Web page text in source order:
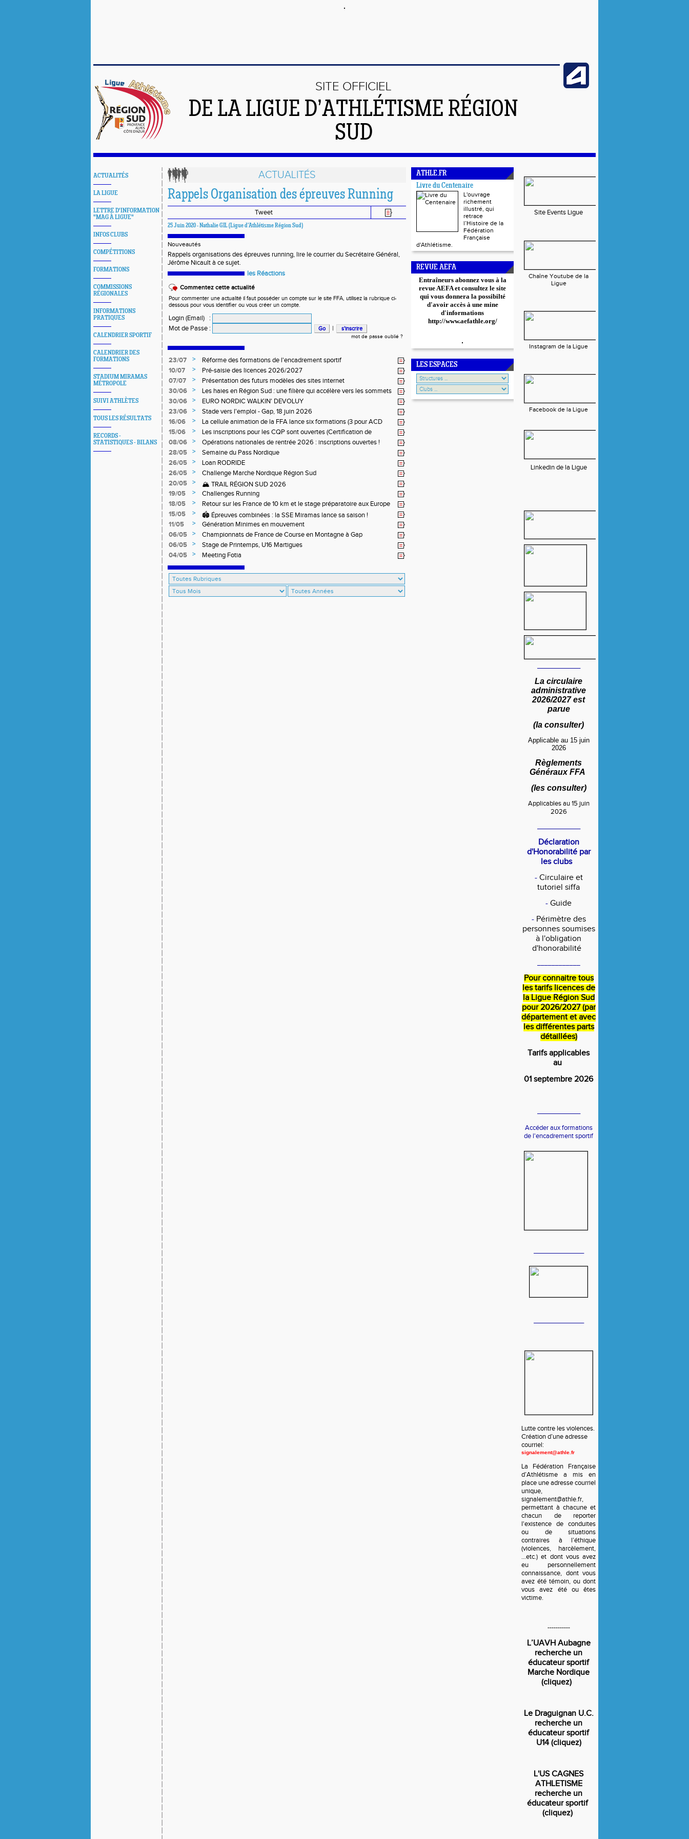
SITE OFFICIEL
DE LA LIGUE D’ATHLÉTISME RÉGION
SUD
ACTUALITÉS
LA LIGUE
LETTRE D'INFORMATION
"MAG À LIGUE"
INFOS CLUBS
COMPÉTITIONS
FORMATIONS
COMMISSIONS
RÉGIONALES
INFORMATIONS
PRATIQUES
CALENDRIER SPORTIF
CALENDRIER DES
FORMATIONS
STADIUM MIRAMAS
MÉTROPOLE
SUIVI ATHLÈTES
TOUS LES RÉSULTATS
RECORDS -
STATISTIQUES - BILANS
ACTUALITÉS
Rappels Organisation des épreuves Running
Tweet
25 Juin 2020 - Nathalie GIL (Ligue d'Athlétisme Région Sud)
Nouveautés
Rappels organisations des épreuves running, lire le courrierdu Secrétaire Général,
Jérôme Nicault à ce sujet.
les Réactions
Commentez cette actualité
Pour commenter une actualité il faut posséder un compte sur le site FFA, utilisez la rubrique ci-
dessous pour vous identifier ou vous créer un compte.
Login (Email)
:
Mot de Passe : |
mot de passe oublié ?
23/07 >
Réforme des formations de l'encadrement sportif
10/07
>
Pré-saisie des licences 2026/2027
07/07
>
Présentation des futurs modèles des sites internet
30/06
>
Les haies en Région Sud : une filière qui accélère vers les sommets
30/06
>
EURO NORDIC WALKIN' DEVOLUY
23/06
>
Stade vers l'emploi - Gap, 18 juin 2026
16/06
>
La cellule animation de la FFA lance six formations (3 pour ACD
Niveau 1 et 3 pour ACR Niveau 2)
15/06 >
Les inscriptions pour les CQP sont ouvertes (Certification de
Qualification Professionnelle)
08/06 >
Opérations nationales de rentrée 2026 : inscriptions ouvertes !
28/05
>
Semaine du Pass Nordique
26/05
>
Loan RODRIDE
26/05
>
Challenge Marche Nordique Région Sud
20/05
>
🏔️ TRAIL RÉGION SUD 2026
19/05
>
Challenges Running
18/05
>
Retour sur les France de 10 km et le stage préparatoire aux Europe
off-road à Briançon
15/05 >
🏟️ Épreuves combinées : la SSE Miramas lance sa saison !
11/05
>
Génération Minimes en mouvement
06/05
>
Championnats de France de Course en Montagne à Gap
06/05
>
Stage de Printemps, U16 Martigues
04/05
> Meeting Fotia
ATHLE.FR
Livre du Centenaire
L'ouvrage
richement
illustré, qui
retrace
l’Histoire de la
Fédération
Française
d'Athlétisme.
REVUE AEFA
Entraîneurs abonnez vous à la
revue AEFA et consultez le site
qui vous donnera la possibilté
d'avoir accès à une mine
d'informations
http://www.aefathle.org/
LES ESPACES
Site Events Ligue
Chaîne Youtube de la
Ligue
Instagram de la Ligue
Facebook de la Ligue
Linkedin de la Ligue
La circulaire
administrative
2026/2027 est
parue
(la consulter)
Applicable au 15 juin
2026
Règlements
Généraux FFA
(les consulter)
Applicables au 15 juin
2026
Déclaration
d'Honorabilité par
les clubs
- Circulaire et
tutoriel siffa
- Guide
- Périmètre des
personnes soumises
à l'obligation
d'honorabilité
Pour connaitre tous
les tarifs licences de
la Ligue Région Sud
pour 2026/2027 (par
département et avec
les différentes parts
détaillées)
Tarifs applicables
au
01 septembre 2026
Accéder aux formations
de l'encadrement sportif
Lutte contre les violences.
Création d’une adresse
courriel:
signalement@athle.fr
La Fédération Française
d’Athlétisme a mis en
place une adresse courriel
unique,
signalement@athle.fr,
permettant à chacune et
chacun de reporter
l'existence de conduites
ou de situations
contraires à l’éthique
(violences, harcèlement,
…etc.) et dont vous avez
eu personnellement
connaissance, dont vous
avez été témoin, ou dont
vous avez été ou êtes
victime.
-----------
L’UAVH Aubagne
recherche un
éducateur sportif
Marche Nordique
(cliquez)
Le Draguignan U.C.
recherche un
éducateur sportif
U14 (cliquez)
L'US CAGNES
ATHLETISME
recherche un
éducateur sportif
(cliquez)